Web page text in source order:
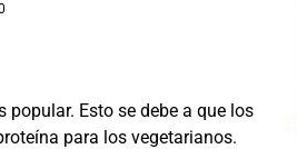
Esto se debe a que los
para los vegetarianos.